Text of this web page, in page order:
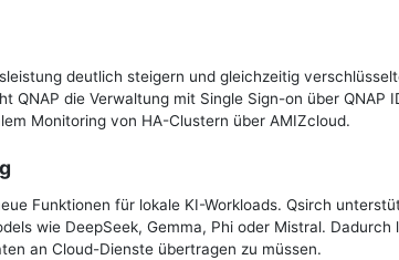
deutlich steigern und gleichzeitig
die Verwaltung mit Single Sign-on über QNAP
Monitoring von HA-Clustern über AMIZcloud.
Funktionen für lokale KI-Workloads. Qsirch
wie DeepSeek, Gemma, Phi oder Mistral. Dadurch
an Cloud-Dienste übertragen zu müssen.